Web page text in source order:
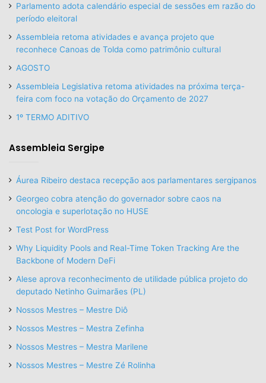
Parlamento adota calendário especial de sessões em razão do
período eleitoral
Assembleia retoma atividades e avança projeto que
reconhece Canoas de Tolda como patrimônio cultural
AGOSTO
Assembleia Legislativa retoma atividades na próxima terça-
feira com foco na votação do Orçamento de 2027
1º TERMO ADITIVO
Assembleia Sergipe
Áurea Ribeiro destaca recepção aos parlamentares sergipanos
Georgeo cobra atenção do governador sobre caos na
oncologia e superlotação no HUSE
Test Post for WordPress
Why Liquidity Pools and Real-Time Token Tracking Are the
Backbone of Modern DeFi
Alese aprova reconhecimento de utilidade pública projeto do
deputado Netinho Guimarães (PL)
Nossos Mestres – Mestre Diô
Nossos Mestres – Mestra Zefinha
Nossos Mestres – Mestra Marilene
Nossos Mestres – Mestre Zé Rolinha